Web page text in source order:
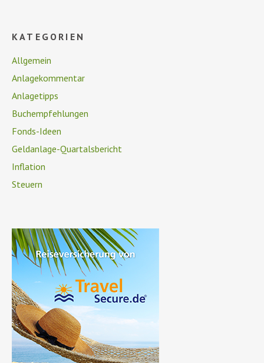
KATEGORIEN
Allgemein
Anlagekommentar
Anlagetipps
Buchempfehlungen
Fonds-Ideen
Geldanlage-Quartalsbericht
Inflation
Steuern